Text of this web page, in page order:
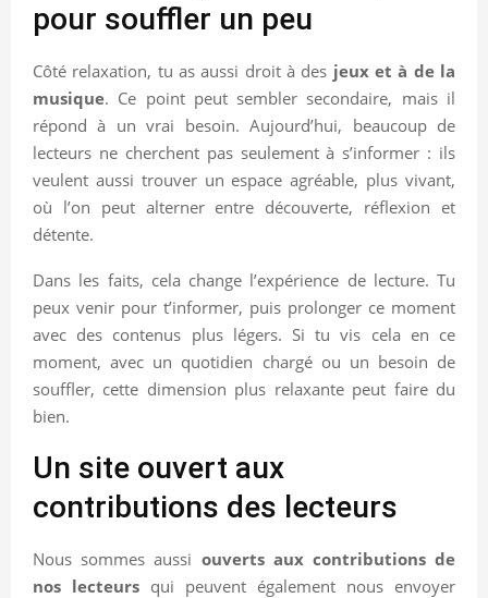
pour souffler un peu
Côté relaxation, tu as aussi droit à des jeux et à de la
musique. Ce point peut sembler secondaire, mais il
répond à un vrai besoin. Aujourd’hui, beaucoup de
lecteurs ne cherchent pas seulement à s’informer : ils
veulent aussi trouver un espace agréable, plus vivant,
où l’on peut alterner entre découverte, réflexion et
détente.
Dans les faits, cela change l’expérience de lecture. Tu
peux venir pour t’informer, puis prolonger ce moment
avec des contenus plus légers. Si tu vis cela en ce
moment, avec un quotidien chargé ou un besoin de
souffler, cette dimension plus relaxante peut faire du
bien.
Un site ouvert aux
contributions des lecteurs
Nous sommes aussi ouverts aux contributions de
nos lecteurs qui peuvent également nous envoyer